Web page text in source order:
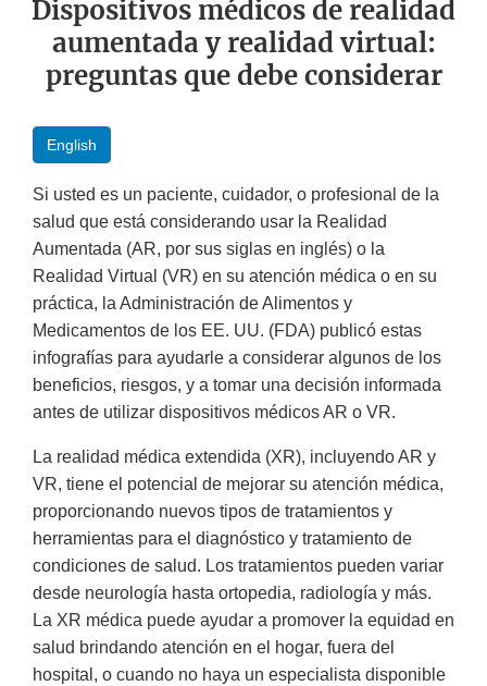
Dispositivos médicos de realidad
aumentada y realidad virtual:
preguntas que debe considerar
English
Si usted es un paciente, cuidador, o profesional de la
salud que está considerando usar la Realidad
Aumentada (AR, por sus siglas en inglés) o la
Realidad Virtual (VR) en su atención médica o en su
práctica, la Administración de Alimentos y
Medicamentos de los EE. UU. (FDA) publicó estas
infografías para ayudarle a considerar algunos de los
beneficios, riesgos, y a tomar una decisión informada
antes de utilizar dispositivos médicos AR o VR.
La realidad médica extendida (XR), incluyendo AR y
VR, tiene el potencial de mejorar su atención médica,
proporcionando nuevos tipos de tratamientos y
herramientas para el diagnóstico y tratamiento de
condiciones de salud. Los tratamientos pueden variar
desde neurología hasta ortopedia, radiología y más.
La XR médica puede ayudar a promover la equidad en
salud brindando atención en el hogar, fuera del
hospital, o cuando no haya un especialista disponible